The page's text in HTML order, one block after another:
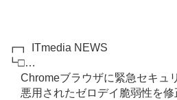
┏┓ ITmedia NEWS
┗□…
Chromeブラウザに緊急セキュ
悪用されたゼロデイ脆弱性を修